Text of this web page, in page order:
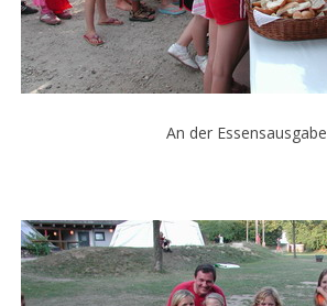
An der Essensausgabe